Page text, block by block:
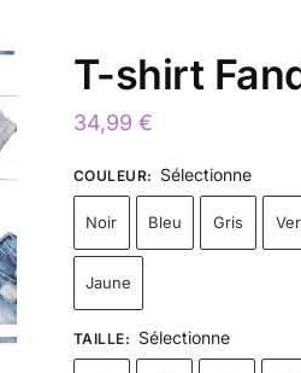
T-shirt
34,99 €
COULEUR: Sélectionne
Noir Bleu Gris
Jaune
TAILLE: Sélectionne